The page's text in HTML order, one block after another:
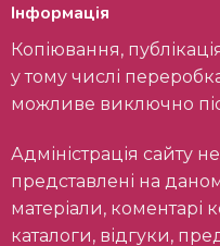
Інформація
Копіювання, публікація та будь-яке використання,
у тому числі
можливе виключно
Адміністрація сайту не несе відповідальності за
представлені на
матеріали, коментарі
каталоги, відгуки,